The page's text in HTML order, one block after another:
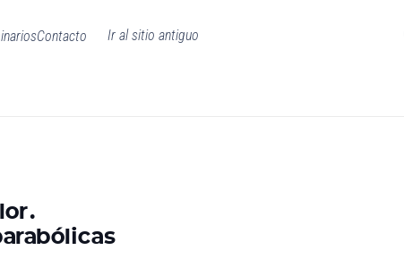
Contacto Ir al sitio antiguo